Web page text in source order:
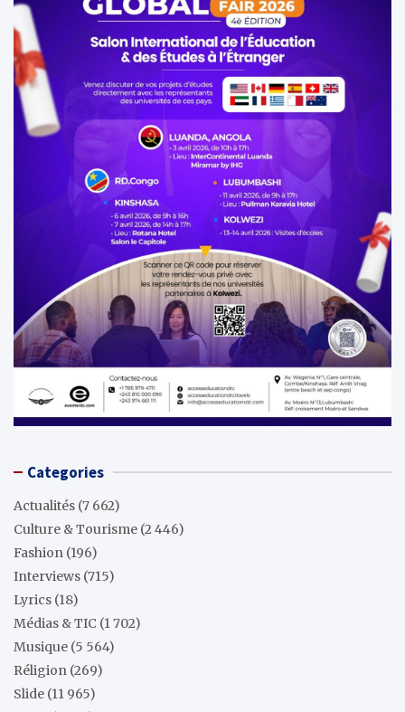
Categories
Actualités (7 662)
Culture & Tourisme (2 446)
Fashion (196)
Interviews (715)
Lyrics (18)
Médias & TIC (1 702)
Musique (5 564)
Réligion (269)
Slide (11 965)